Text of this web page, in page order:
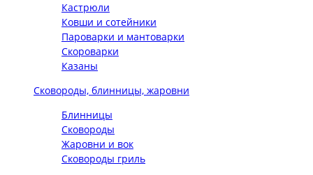
Кастрюли
Ковши и сотейники
Пароварки и мантоварки
Скороварки
Казаны
Сковороды, блинницы, жаровни
Блинницы
Сковороды
Жаровни и вок
Сковороды гриль